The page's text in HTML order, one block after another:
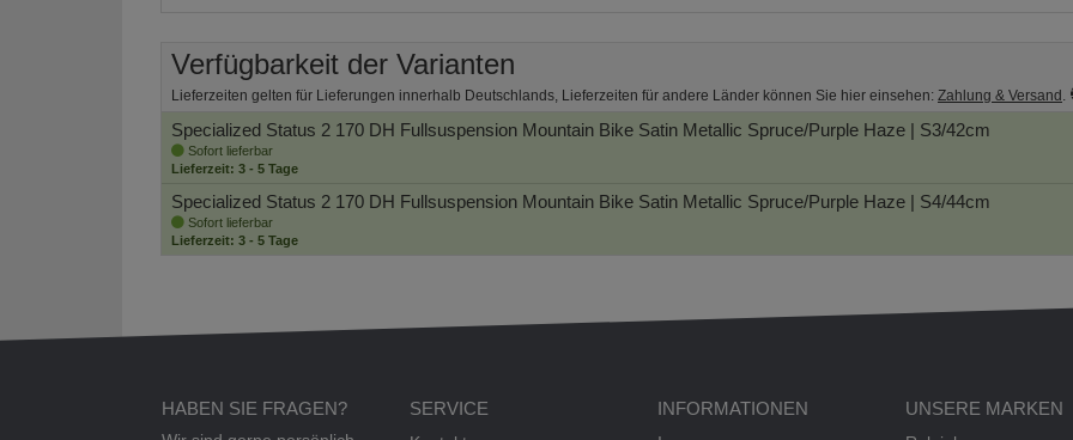
Verfügbarkeit der Varianten
Lieferzeiten gelten für Lieferungen innerhalb Deutschlands, Lieferzeiten für andere Länder können Sie hier einsehen: Zahlung & Versand .
Specialized Status 2 170 DH Fullsuspension Mountain Bike Satin Metallic Spruce/Purple Haze | S3/42cm
Sofort lieferbar
Lieferzeit: 3 - 5 Tage
Specialized Status 2 170 DH Fullsuspension Mountain Bike Satin Metallic Spruce/Purple Haze | S4/44cm
Sofort lieferbar
Lieferzeit: 3 - 5 Tage
HABEN SIE FRAGEN? SERVICE INFORMATIONEN UNSERE MARKEN